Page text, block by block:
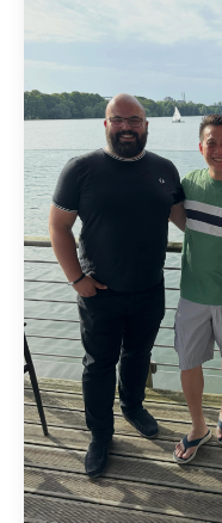
Manuel Kalogeropoulos.